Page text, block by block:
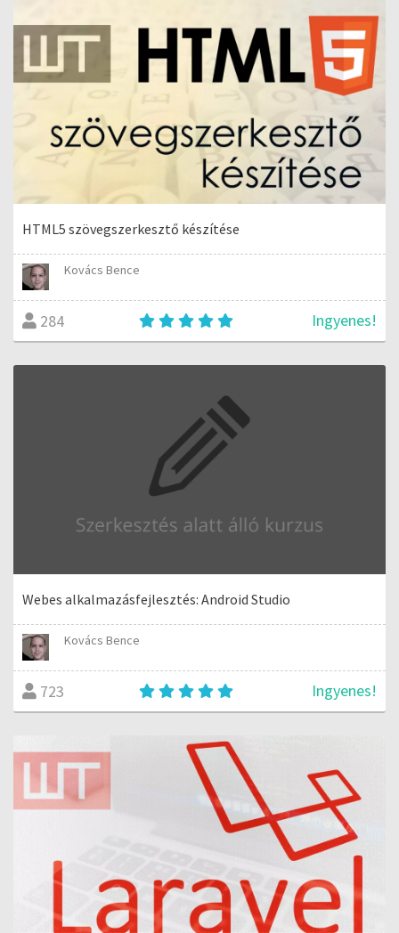
HTML5 szövegszerkesztő készítése
Kovács Bence
284 Ingyenes!
Webes alkalmazásfejlesztés: Android Studio
Kovács Bence
723 Ingyenes!